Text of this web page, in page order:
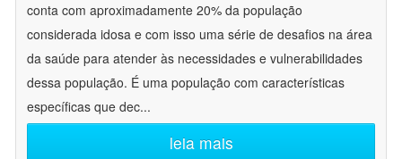
conta com aproximadamente 20% da população
considerada idosa e com isso uma série de desafios na área
da saúde para atender às necessidades e vulnerabilidades
dessa população. É uma população com características
específicas que dec...
leia mais